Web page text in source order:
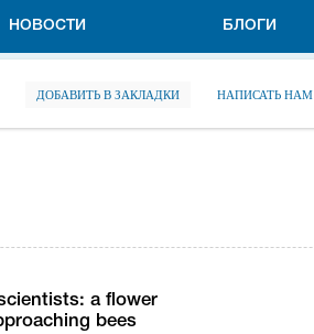
НОВОСТИ БЛОГИ
ДОБАВИТЬ В ЗАКЛАДКИ НАПИСАТЬ НАМ
a flower
bees